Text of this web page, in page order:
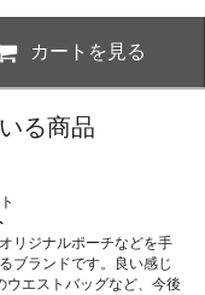
カートを見る
る商品
リジナルポーチなどを手
ブランドです。良い感じ
ウエストバッグなど、今後